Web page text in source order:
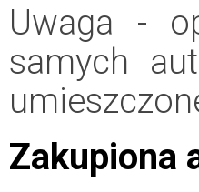
Uwaga -
samych
Zakupiona